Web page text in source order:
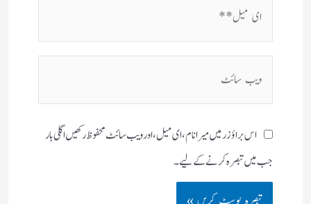
اس براؤزر میں میرا نام، ای میل، اور ویب سائٹ محفوظ رکھیں اگلی بار
جب میں تبصرہ کرنے کےلیے۔